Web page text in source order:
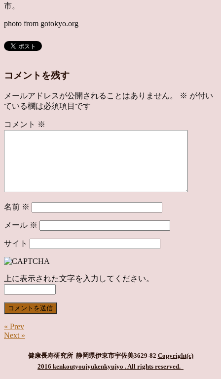
市。
photo from gotokyo.org
コメントを残す
メールアドレスが公開されることはありません。 ※ が付い
ている欄は必須項目です
コメント ※
名前 ※
メール ※
サイト
上に表示された文字を入力してください。
« Prev
Next »
健康長寿研究所 静岡県伊東市宇佐美3629-82 Copyright(c)
2016 kenkoutyoujyukenkyujyo . All rights reserved.